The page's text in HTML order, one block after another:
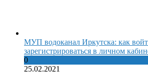
МУП водоканал Иркутска: как
зарегистрироваться в личном
0
25.02.2021